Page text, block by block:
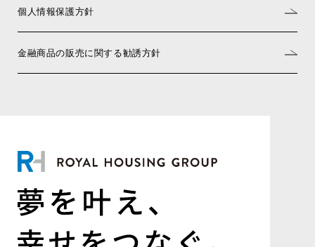
個人情報保護方針
金融商品の販売に関する勧誘方針